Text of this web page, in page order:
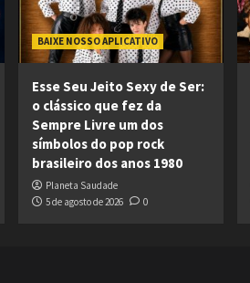
BAIXE NOSSO APLICATIVO
Esse Seu Jeito Sexy de Ser:
o clássico que fez da
Sempre Livre um dos
símbolos do pop rock
brasileiro dos anos 1980
Planeta Saudade
5 de agosto de 2026
0